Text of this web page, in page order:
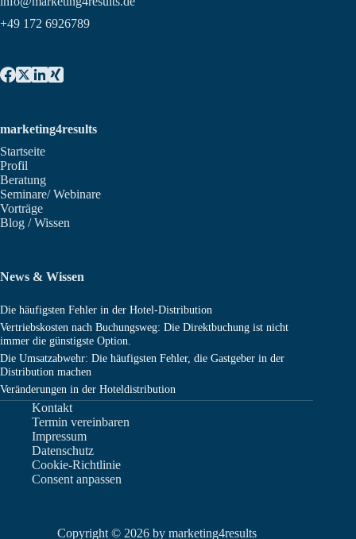
+49 172 6926789
marketing4results
Startseite
Profil
Beratung
Seminare/ Webinare
Vorträge
Blog / Wissen
News & Wissen
Die häufigsten Fehler in der Hotel-Distribution
Vertriebskosten nach Buchungsweg: Die Direktbuchung ist nicht
immer die günstigste Option.
Die Umsatzabwehr: Die häufigsten Fehler, die Gastgeber in der
Distribution machen
Veränderungen in der Hoteldistribution
Kontakt
Termin vereinbaren
Impressum
Datenschutz
Cookie-Richtlinie
Consent anpassen
Copyright © 2026 by marketing4results